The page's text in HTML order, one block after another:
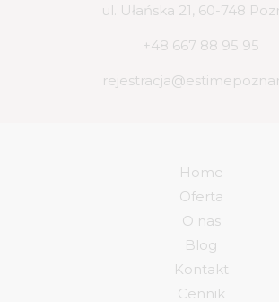
ul. Ułańska 21, 60-748
+48 667 88 95 95
Home
Oferta
O nas
Blog
Kontakt
Cennik